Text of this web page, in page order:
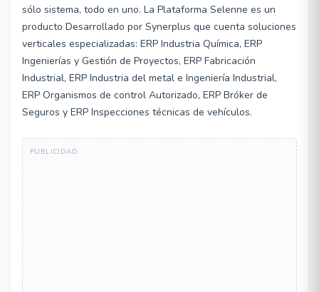
sólo sistema, todo en uno. La Plataforma Selenne es un
producto Desarrollado por Synerplus que cuenta soluciones
verticales especializadas: ERP Industria Química, ERP
Ingenierías y Gestión de Proyectos, ERP Fabricación
Industrial, ERP Industria del metal e Ingeniería Industrial,
ERP Organismos de control Autorizado, ERP Bróker de
Seguros y ERP Inspecciones técnicas de vehículos.